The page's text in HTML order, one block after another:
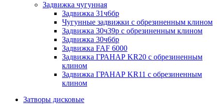
Задвижка чугунная
Задвижка 31ч6бр
Чугунные задвижки с обрезиненным клином
Задвижка 30ч39р с обрезиненным клином
Задвижка 30ч6бр
Задвижка FAF 6000
Задвижка ГРАНАР KR20 с обрезиненным
клином
Задвижка ГРАНАР KR11 с обрезиненным
клином
Затворы дисковые